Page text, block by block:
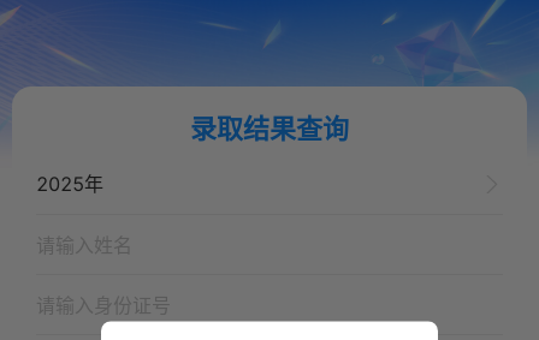
录取结果查询